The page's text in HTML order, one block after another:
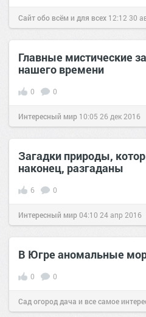
Сайт обо всём и для всех 12:12 30
Главные мистические
нашего времени
0 0
Интересный мир 10:05 26 дек 2016
Загадки природы,
наконец, разгаданы
6 0
Интересный мир04:10 24 апр 2016
В Югре аномальные
0 0
Сад огород дача и все самое